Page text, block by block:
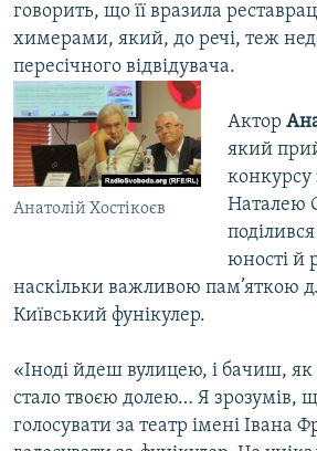
говорить, що її вразила
химерами, який, до речі, теж
пересічного відвідувача.
Анатолій Хостікоєв
Актор
який
Наталею
юності й
наскільки важливою пам’яткою
Київський фунікулер.
«Іноді йдеш вулицею, і бачиш,
стало твоєю долею… Я зрозумів,
голосувати за театр імені Івана